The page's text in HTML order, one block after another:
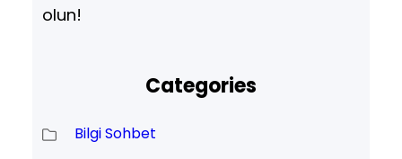
olun!
Categories
Bilgi Sohbet